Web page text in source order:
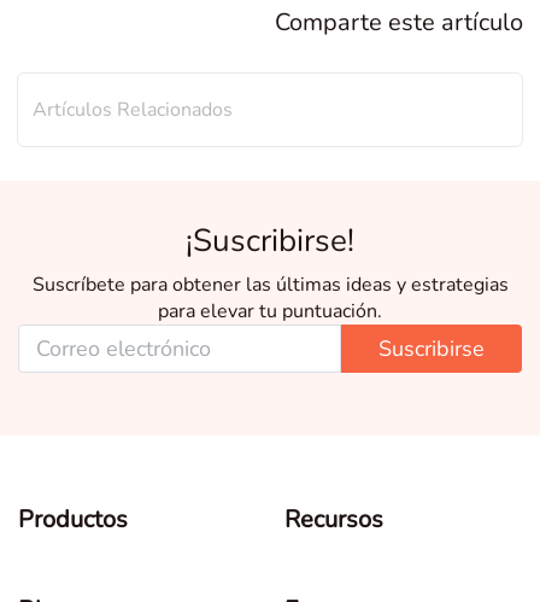
Comparte este artículo
Artículos Relacionados
¡Suscribirse!
Suscríbete para obtener las últimas ideas y estrategias
para elevar tu puntuación.
Suscribirse
Productos Recursos